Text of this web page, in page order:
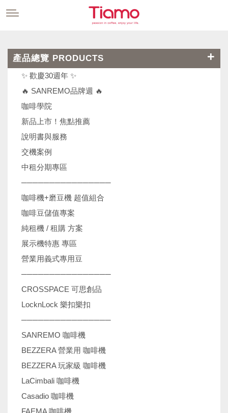
產品總覽 PRODUCTS
✨ 歡慶30週年 ✨
🔥 SANREMO品牌週 🔥
咖啡學院
新品上市！焦點推薦
說明書與服務
交機案例
中租分期專區
────────────────
咖啡機+磨豆機 超值組合
咖啡豆儲值專案
純租機 / 租購 方案
展示機特惠 專區
營業用義式專用豆
────────────────
CROSSPACE 可思創品
LocknLock 樂扣樂扣
────────────────
SANREMO 咖啡機
BEZZERA 營業用 咖啡機
BEZZERA 玩家級 咖啡機
LaCimbali 咖啡機
Casadio 咖啡機
FAEMA 咖啡機